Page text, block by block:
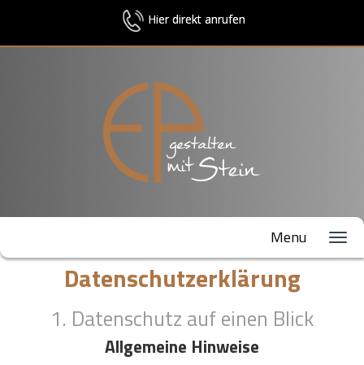
Hier direkt anrufen
Menu
Datenschutzerklärung
1. Datenschutz auf einen Blick
Allgemeine Hinweise